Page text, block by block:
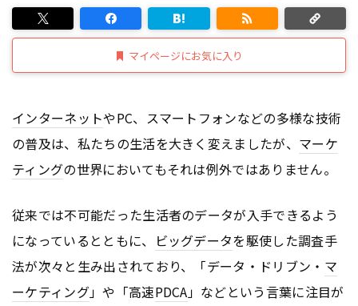
マイページにお気に入り
インターネットやPC、スマートフォンなどの多様な技術
の普及は、私たちの生活を大きく変えましたが、 マーケ
ティングの世界においてもそれは例外ではありません。
従来では不可能だった生活者のデータが入手できるよう
になっているとともに、 ビッグデータを駆使した調査手
法が次々と生み出されており、「データ・ドリブン・ マ
ーケティング」や「高速PDCA」などという言葉に注目が